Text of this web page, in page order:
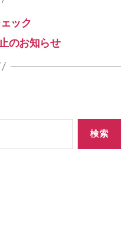
ック
のお知らせ